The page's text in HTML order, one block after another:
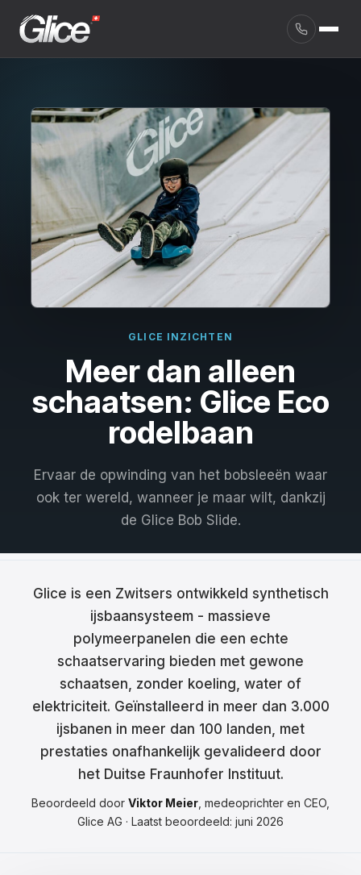
Français
Español
Dansk
Svenska
Suomi
Polski
Čeština
Magyar
Hrvatski
GLICE INZICHTEN
Meer dan alleen
schaatsen: Glice Eco
rodelbaan
Ervaar de opwinding van het bobsleeën waar
ook ter wereld, wanneer je maar wilt, dankzij
de Glice Bob Slide.
Glice is een Zwitsers ontwikkeld synthetisch
ijsbaansysteem - massieve
polymeerpanelen die een echte
schaatservaring bieden met gewone
schaatsen, zonder koeling, water of
elektriciteit. Geïnstalleerd in meer dan 3.000
ijsbanen in meer dan 100 landen, met
prestaties onafhankelijk gevalideerd door
het Duitse Fraunhofer Instituut.
Beoordeeld door Viktor Meier , medeoprichter en CEO,
Glice AG · Laatst beoordeeld: juni 2026